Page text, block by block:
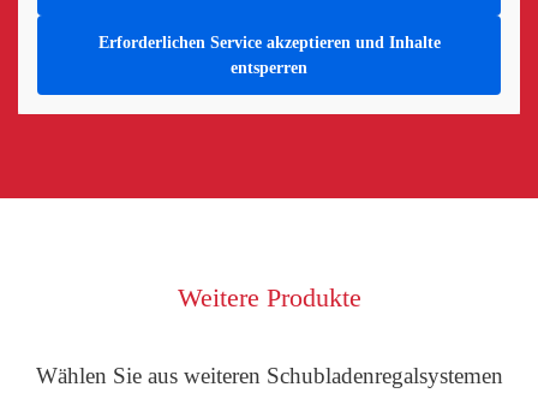
Erforderlichen Service akzeptieren und Inhalte
entsperren
Weitere Produkte
Wählen Sie aus weiteren Schubladenregalsystemen